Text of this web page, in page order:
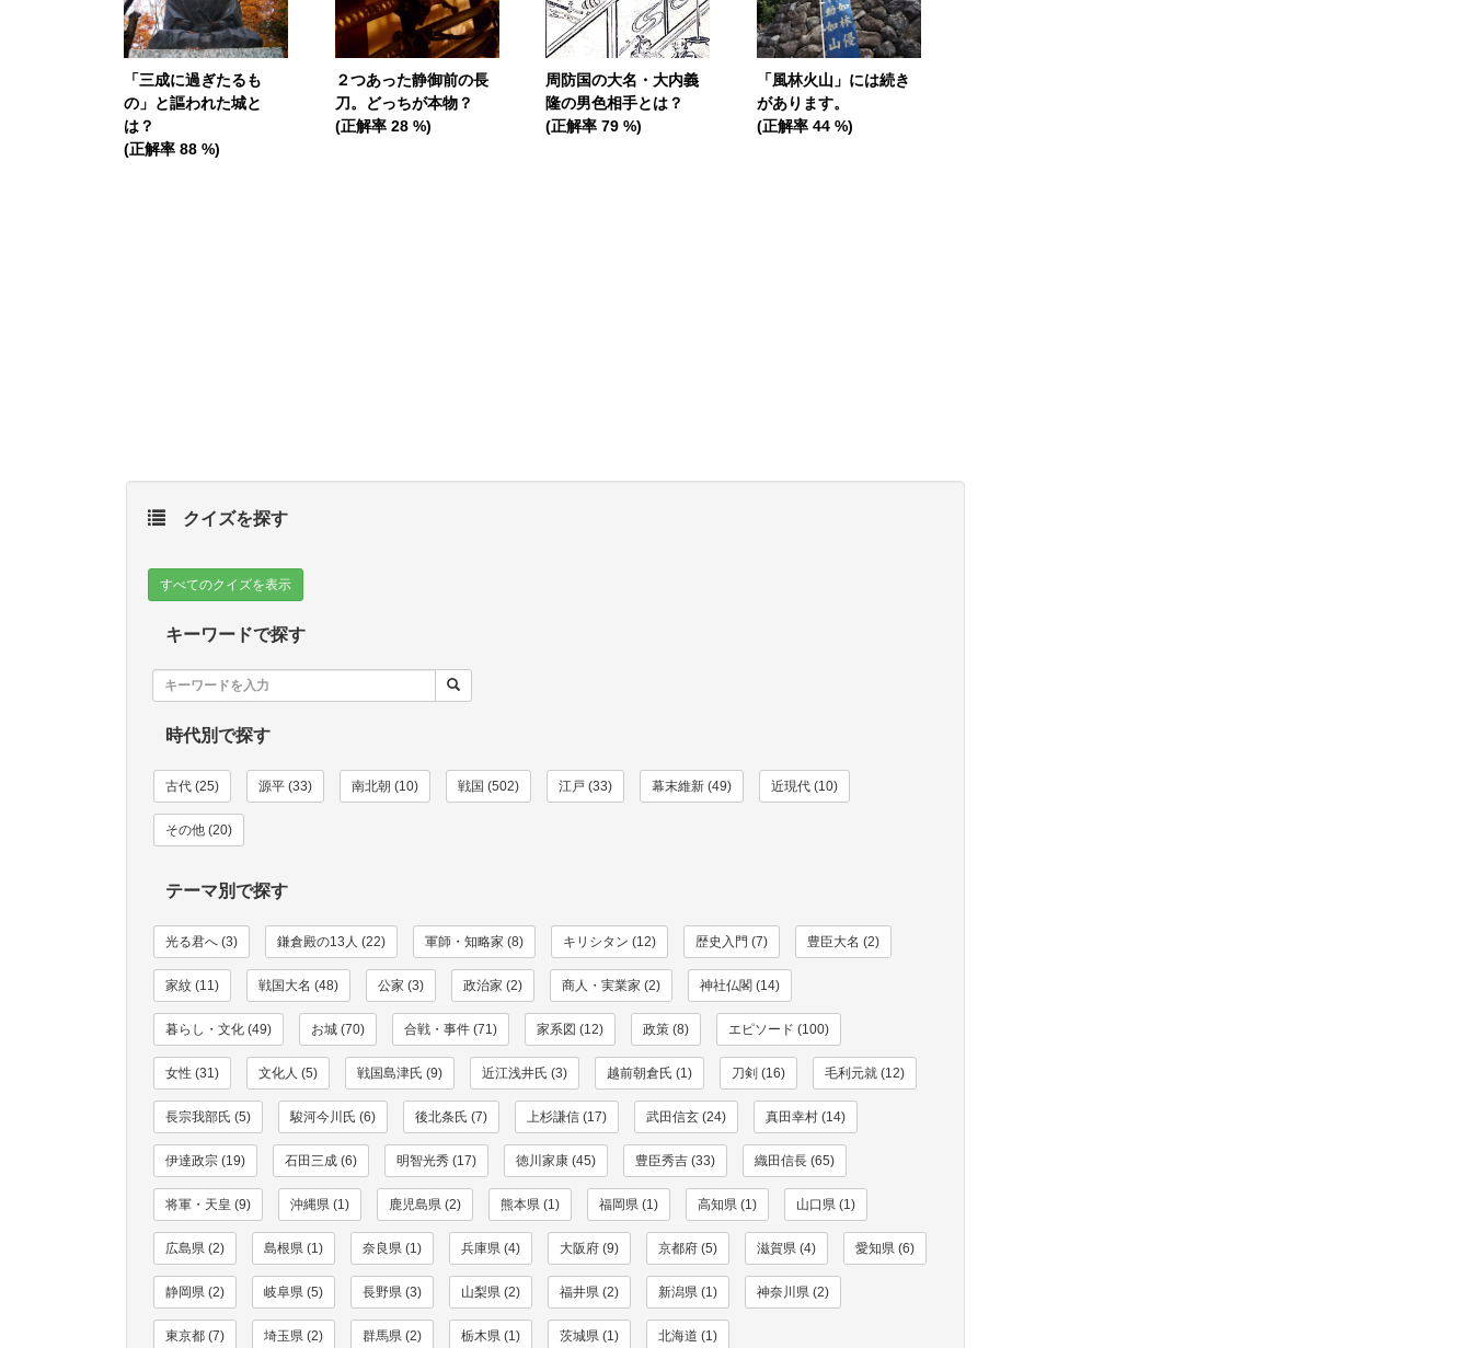
「三成に過ぎたるも
の」と謳われた城と
は？
(正解率 88 %)
２つあった静御前の長
刀。どっちが本物？
(正解率 28 %)
周防国の大名・大内義
隆の男色相手とは？
(正解率 79 %)
「風林火山」には続き
があります。
(正解率 44 %)
クイズを探す
すべてのクイズを表示
キーワードで探す
時代別で探す
古代 (25) 源平 (33) 南北朝 (10) 戦国 (502) 江戸 (33) 幕末維新 (49) 近現代 (10)
その他 (20)
テーマ別で探す
光る君へ (3) 鎌倉殿の13人 (22) 軍師・知略家 (8) キリシタン (12) 歴史入門 (7) 豊臣大名 (2)
家紋 (11) 戦国大名 (48) 公家 (3) 政治家 (2) 商人・実業家 (2) 神社仏閣 (14)
暮らし・文化 (49) お城 (70) 合戦・事件 (71) 家系図 (12) 政策 (8) エピソード (100)
女性 (31) 文化人 (5) 戦国島津氏 (9) 近江浅井氏 (3) 越前朝倉氏 (1) 刀剣 (16) 毛利元就 (12)
長宗我部氏 (5) 駿河今川氏 (6) 後北条氏 (7) 上杉謙信 (17) 武田信玄 (24) 真田幸村 (14)
伊達政宗 (19) 石田三成 (6) 明智光秀 (17) 徳川家康 (45) 豊臣秀吉 (33) 織田信長 (65)
将軍・天皇 (9) 沖縄県 (1) 鹿児島県 (2) 熊本県 (1) 福岡県 (1) 高知県 (1) 山口県 (1)
広島県 (2) 島根県 (1) 奈良県 (1) 兵庫県 (4) 大阪府 (9) 京都府 (5) 滋賀県 (4) 愛知県 (6)
静岡県 (2) 岐阜県 (5) 長野県 (3) 山梨県 (2) 福井県 (2) 新潟県 (1) 神奈川県 (2)
東京都 (7) 埼玉県 (2) 群馬県 (2) 栃木県 (1) 茨城県 (1) 北海道 (1)